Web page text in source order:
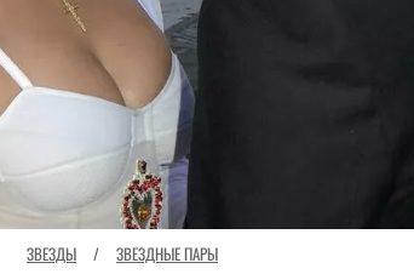
ЗВЕЗДЫ / ЗВЕЗДНЫЕ ПАРЫ